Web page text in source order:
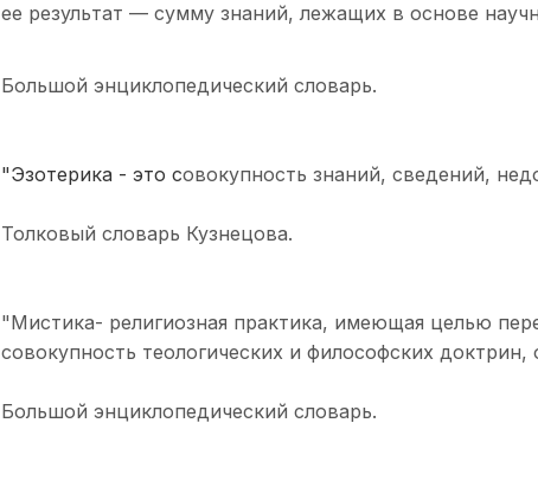
ее результат — сумму знаний, лежащих в основе
Большой энциклопедический словарь.
"Эзотерика - это совокупность знаний, сведений,
Толковый словарь Кузнецова.
"Мистика- религиозная практика, имеющая целью
совокупность теологических и философских
Большой энциклопедический словарь.